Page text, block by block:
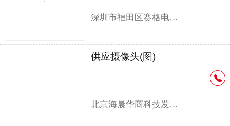
深圳市福田区赛格电子市场印心电子经营部
供应摄像头(图)
北京海晨华商科技发展有限公司